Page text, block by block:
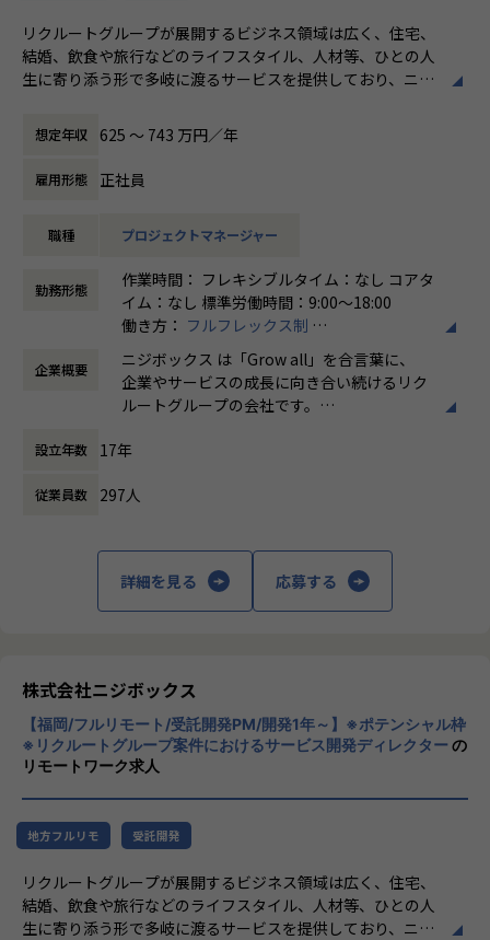
ます。
★ニジボックスでのワークスタイルが分かる、ブログ記事も
メンバーや社内の雰囲気、自由に学べてスキルアップできる
環境を感じていただけたら 嬉しいです！
・【社員インタビュー】Wantedly...https://www.wantedly.c
om/companies/nijibox/feed
s/nijibox
・【運営メディア】POSTD…https://postd.cc/
・【運営イベント】…https://nijibox.connpass.com/
【業務の変更の範囲】
無
リクルートグループが展開するビジネス領域は広く、住宅、
結婚、飲食や旅行などのライフスタイル、人材等、ひとの人
生に寄り添う形で多岐に渡るサービスを提供しており、ニジ
ットペッパー、じゃらん、リクナビなどの国内最大級のメデ
ィアの開発ディレクションに従事する、開発ディレクターを
募集しています。
リクルートグループのプロダクト開発ディレクションをお任
事業、ユーザー部門の担当者、プランナーと協業し、以下の
業務を担当いただきます。
＜企画・要件定義フェーズ＞
プロジェクトのQCDに責任を持ち、開発プロジェクトを推進
いただきます。
の整理
- エンジニアへの仕様説明
- ユーザーに向けてのコミュニケーション設計
- リリース後の様々なリスクへの対応計画
やりがい/魅力/醍醐味
現場ではただ指示された業務を行うのではなく、プロジェク
トの目的をふまえKPIを達成するためにどのような施策を行
定までに幅広く関わる機会があります。
て業務を経験することは、個人として今後のキャリアアップ
にも繋げていただける大きな成長機会です。
想定年収 625 〜 743 万円／年
雇用形態 正社員
職種 プロジェクトマネージャー
勤務形態
作業時間： フレキシブルタイム：なし コアタ
イム：なし 標準労働時間：9:00〜18:00
働き方： フルフレックス制
時間外労働の有無： 有（月平均5時間～10時
間）
休憩時間： 60分
企業概要
ニジボックス は「Grow all」を合言葉に、
企業やサービスの成長に向き合い続けるリク
ルートグループの会社です。
ングなどを通じて、お客様のビジネスに伴走
私たちはこの言葉を企業のVisionとしていま
す。
とらえること。
期待を大きく超える新たな価値を共に創り出
すこと。皆さまがサービスの成長を志したと
きに、
真っ先にニジボックスを思い浮かべていただ
けることを目指しています。
設立年数 17年
従業員数 297人
詳細を見る 応募する
株式会社ニジボックス
【福岡/フルリモート/受託開発PM/開発1年～】※ポテンシャル枠
※リクルートグループ案件におけるサービス開発ディレクターの
リモートワーク求人
地方フルリモ 受託開発
リクルートグループが展開するビジネス領域は広く、住宅、
結婚、飲食や旅行などのライフスタイル、人材等、ひとの人
生に寄り添う形で多岐に渡るサービスを提供しており、ニジ